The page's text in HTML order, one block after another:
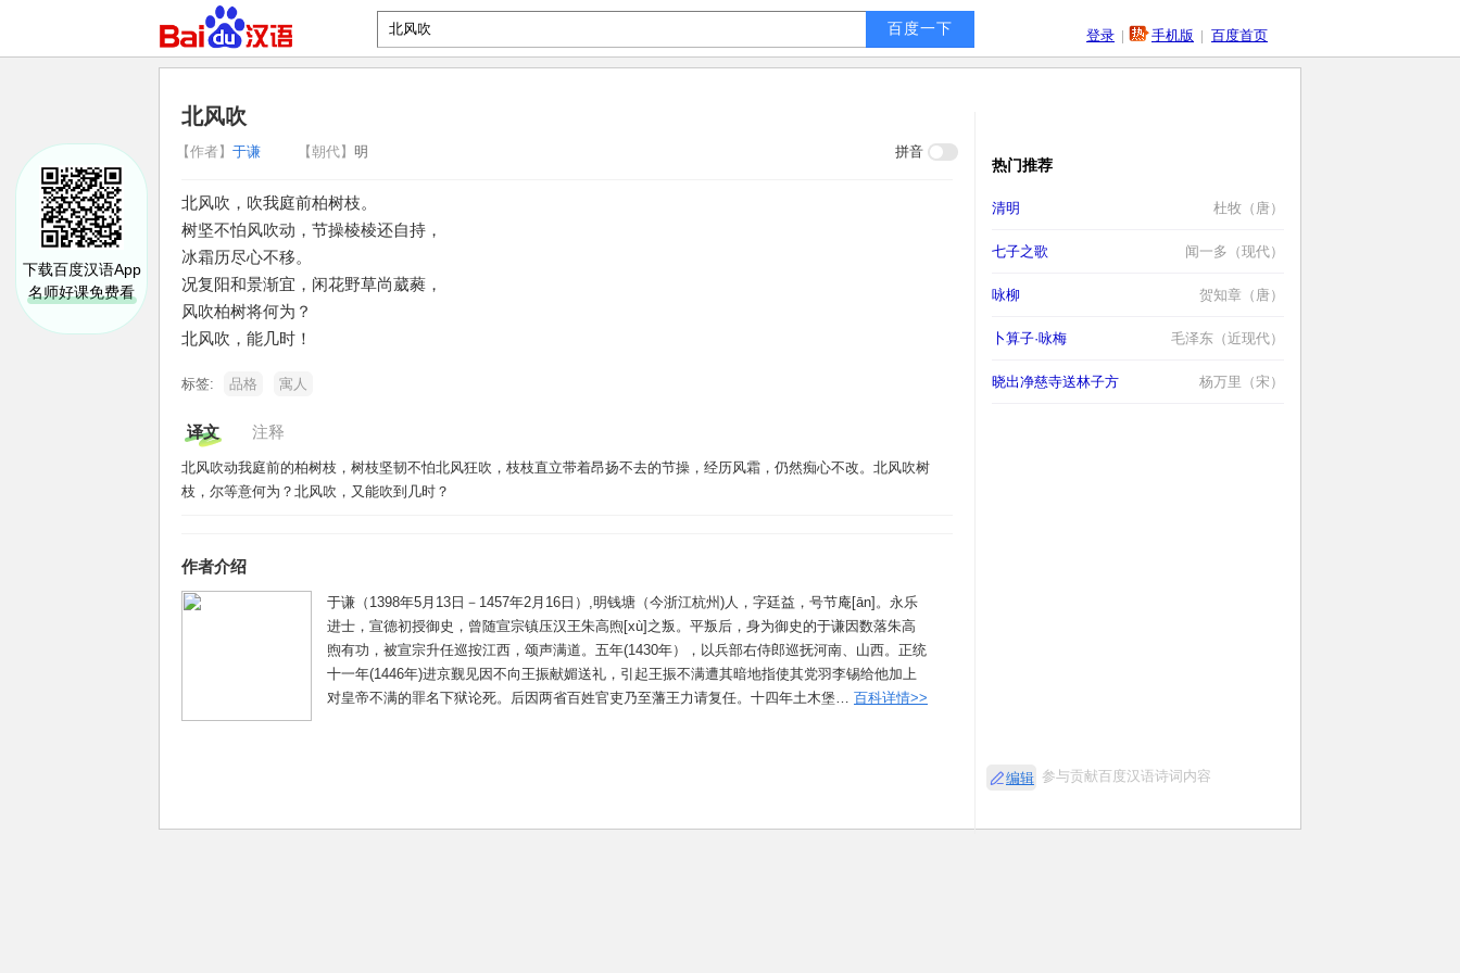
登录 | 手机版 | 百度首页
下载百度汉语App
名师好课免费看
北风吹
【作者】 于谦 【朝代】 明 拼音
北风吹，吹我庭前柏树枝。
树坚不怕风吹动，节操棱棱还自持，
冰霜历尽心不移。
况复阳和景渐宜，闲花野草尚葳蕤，
风吹柏树将何为？
北风吹，能几时！
标签: 品格 寓人
译文 注释
北风吹动我庭前的柏树枝，树枝坚韧不怕北风狂吹，枝枝直立带着昂扬不去的节操，经历风霜，仍然痴心不改。北风吹树
枝，尔等意何为？北风吹，又能吹到几时？
作者介绍
于谦（1398年5月13日－1457年2月16日）,明钱塘（今浙江杭州)人，字廷益，号节庵[ān]。永乐
进士，宣德初授御史，曾随宣宗镇压汉王朱高煦[xù]之叛。平叛后，身为御史的于谦因数落朱高
煦有功，被宣宗升任巡按江西，颂声满道。五年(1430年），以兵部右侍郎巡抚河南、山西。正统
十一年(1446年)进京觐见因不向王振献媚送礼，引起王振不满遭其暗地指使其党羽李锡给他加上
对皇帝不满的罪名下狱论死。后因两省百姓官吏乃至藩王力请复任。十四年土木堡… 百科详情>>
热门推荐
清明 杜牧（唐）
七子之歌 闻一多（现代）
咏柳 贺知章（唐）
卜算子·咏梅 毛泽东（近现代）
晓出净慈寺送林子方 杨万里（宋）
编辑 参与贡献百度汉语诗词内容